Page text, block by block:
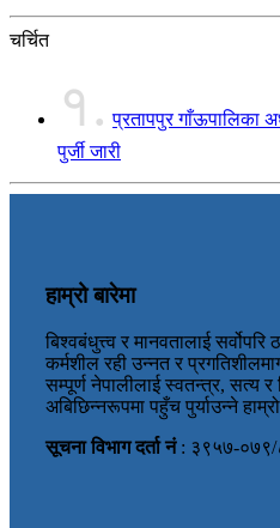
चर्चित
१. प्रतापपुर गाँऊपालिका
पुर्जी जारी
हाम्रो बारेमा
बिश्वबंधुत्त्व र मानवतालाई
कर्मशील रही उन्नत र
सम्पूर्ण नेपालीलाई स्वतन्त्र, सत्य र
अबिछिन्नरूपमा पहुँच पुर्याउन्ने
सूचना विभाग दर्ता नं: ३९५७-०७९/